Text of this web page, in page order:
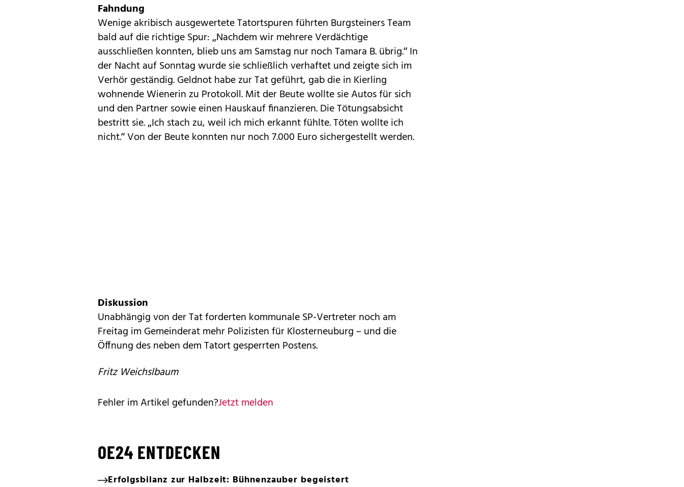
Fahndung
Wenige akribisch ausgewertete Tatortspuren führten Burgsteiners Team
bald auf die richtige Spur: „Nachdem wir mehrere Verdächtige
ausschließen konnten, blieb uns am Samstag nur noch Tamara B. übrig.“ In
der Nacht auf Sonntag wurde sie schließlich verhaftet und zeigte sich im
Verhör geständig. Geldnot habe zur Tat geführt, gab die in Kierling
wohnende Wienerin zu Protokoll. Mit der Beute wollte sie Autos für sich
und den Partner sowie einen Hauskauf finanzieren. Die Tötungsabsicht
bestritt sie. „Ich stach zu, weil ich mich erkannt fühlte. Töten wollte ich
nicht.“ Von der Beute konnten nur noch 7.000 Euro sichergestellt werden.
Diskussion
Unabhängig von der Tat forderten kommunale SP-Vertreter noch am
Freitag im Gemeinderat mehr Polizisten für Klosterneuburg – und die
Öffnung des neben dem Tatort gesperrten Postens.
Fritz Weichslbaum
Fehler im Artikel gefunden?Jetzt melden
OE24 ENTDECKEN
Erfolgsbilanz zur Halbzeit: Bühnenzauber begeistert